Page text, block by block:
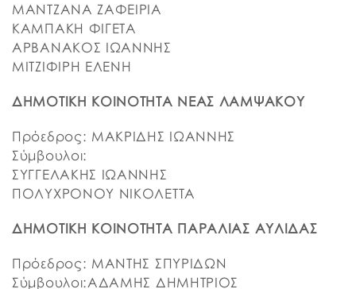
ΜΑΝΤΖΑΝΑ ΖΑΦΕΙΡΙΑ
ΚΑΜΠΑΚΗ ΦΙΓΕΤΑ
ΑΡΒΑΝΑΚΟΣ ΙΩΑΝΝΗΣ
ΜΙΤΖΙΦΙΡΗ ΕΛΕΝΗ
ΔΗΜΟΤΙΚΗ ΚΟΙΝΟΤΗΤΑ ΝΕΑΣ ΛΑΜΨΑΚΟΥ
Πρόεδρος: ΜΑΚΡΙΔΗΣ ΙΩΑΝΝΗΣ
Σύμβουλοι:
ΣΥΓΓΕΛΑΚΗΣ ΙΩΑΝΝΗΣ
ΠΟΛΥΧΡΟΝΟΥ ΝΙΚΟΛΕΤΤΑ
ΔΗΜΟΤΙΚΗ ΚΟΙΝΟΤΗΤΑ ΠΑΡΑΛΙΑΣ ΑΥΛΙΔΑΣ
Πρόεδρος: ΜΑΝΤΗΣ ΣΠΥΡΙΔΩΝ
Σύμβουλοι:ΑΔΑΜΗΣ ΔΗΜΗΤΡΙΟΣ